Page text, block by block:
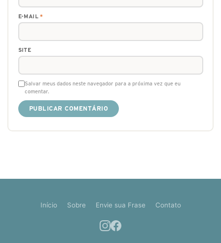
E-MAIL*
SITE
Salvar meus dados neste navegador para a próxima vez que eu
comentar.
Início Sobre Envie sua Frase Contato